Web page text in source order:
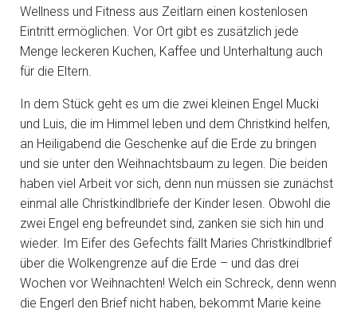
Wellness und Fitness aus Zeitlarn einen kostenlosen
Eintritt ermöglichen. Vor Ort gibt es zusätzlich jede
Menge leckeren Kuchen, Kaffee und Unterhaltung auch
für die Eltern.
In dem Stück geht es um die zwei kleinen Engel Mucki
und Luis, die im Himmel leben und dem Christkind helfen,
an Heiligabend die Geschenke auf die Erde zu bringen
und sie unter den Weihnachtsbaum zu legen. Die beiden
haben viel Arbeit vor sich, denn nun müssen sie zunächst
einmal alle Christkindlbriefe der Kinder lesen. Obwohl die
zwei Engel eng befreundet sind, zanken sie sich hin und
wieder. Im Eifer des Gefechts fällt Maries Christkindlbrief
über die Wolkengrenze auf die Erde – und das drei
Wochen vor Weihnachten! Welch ein Schreck, denn wenn
die Engerl den Brief nicht haben, bekommt Marie keine